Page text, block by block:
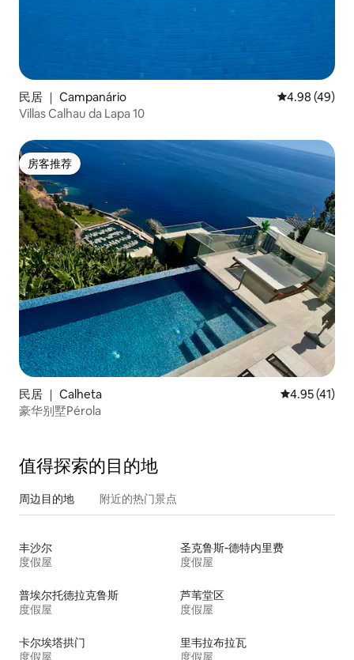
民居 ｜ Campanário 平均评分
4.98 (49)
Villas Calhau da Lapa 10
房客推荐
房客推荐
民居 ｜ Calheta 平均评分
4.95 (41)
豪华别墅Pérola
值得探索的目的地
周边目的地 附近的热门景点
丰沙尔
度假屋
圣克鲁斯-德特内里费
度假屋
普埃尔托德拉克鲁斯
度假屋
芦苇堂区
度假屋
卡尔埃塔拱门
度假屋
里韦拉布拉瓦
度假屋